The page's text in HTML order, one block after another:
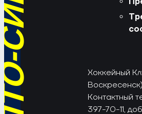
Хоккейный
Контактный
397-70-11,